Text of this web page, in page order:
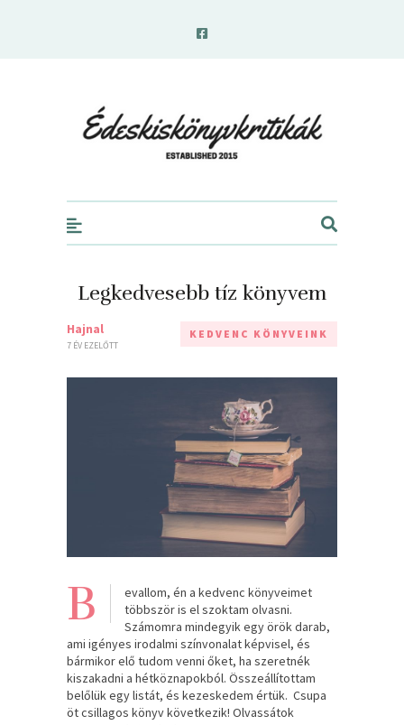
Legkedvesebb tíz könyvem
Hajnal
7 ÉV EZELŐTT
KEDVENC KÖNYVEINK
B
evallom, én a kedvenc könyveimet
többször is el szoktam olvasni.
Számomra mindegyik egy örök darab,
ami igényes irodalmi színvonalat képvisel, és
bármikor elő tudom venni őket, ha szeretnék
kiszakadni a hétköznapokból. Összeállítottam
belőlük egy listát, és kezeskedem értük. Csupa
öt csillagos könyv következik! Olvassátok